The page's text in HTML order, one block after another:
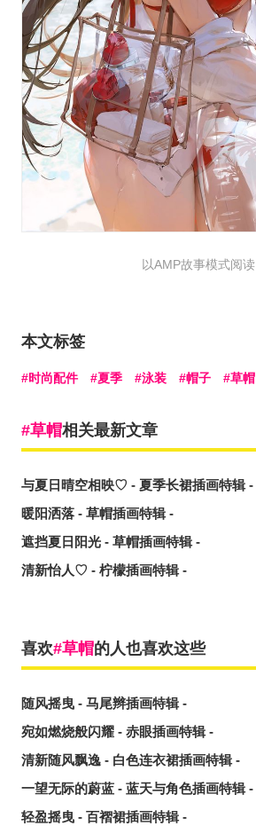
以AMP故事模式阅读
本文标签
时尚配件 夏季 泳装 帽子 草帽
草帽相关最新文章
与夏日晴空相映♡ - 夏季长裙插画特辑 -
暖阳洒落 - 草帽插画特辑 -
遮挡夏日阳光 - 草帽插画特辑 -
清新怡人♡ - 柠檬插画特辑 -
喜欢 草帽的人也喜欢这些
随风摇曳 - 马尾辫插画特辑 -
宛如燃烧般闪耀 - 赤眼插画特辑 -
清新随风飘逸 - 白色连衣裙插画特辑 -
一望无际的蔚蓝 - 蓝天与角色插画特辑 -
轻盈摇曳 - 百褶裙插画特辑 -